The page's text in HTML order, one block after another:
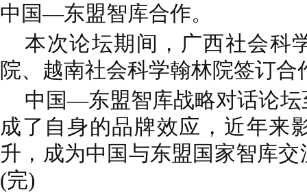
中国—东盟智库合作。
本次论坛期间，广西社会科
院、越南社会科学翰林院签订合
中国—东盟智库战略对话论坛
成了自身的品牌效应，近年来
升，成为中国与东盟国家智库
(完)